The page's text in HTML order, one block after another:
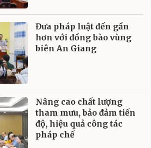
Đưa pháp luật đến gần
hơn với đồng bào vùng
biên An Giang
Nâng cao chất lượng
tham mưu, bảo đảm tiến
độ, hiệu quả công tác
pháp chế